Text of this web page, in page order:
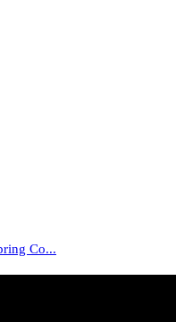
Co...